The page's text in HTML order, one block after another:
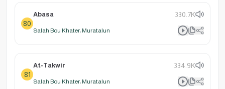
80
Abasa 330.7K
Salah Bou Khater: Muratalun
81
At-Takwir 334.9K
Salah Bou Khater: Muratalun